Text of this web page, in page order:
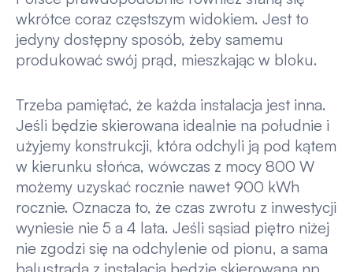
wkrótce coraz częstszym widokiem. Jest to
jedyny dostępny sposób, żeby samemu
produkować swój prąd, mieszkając w bloku.
Trzeba pamiętać, że każda instalacja jest inna.
Jeśli będzie skierowana idealnie na południe i
użyjemy konstrukcji, która odchyli ją pod kątem
w kierunku słońca, wówczas z mocy 800 W
możemy uzyskać rocznie nawet 900 kWh
rocznie. Oznacza to, że czas zwrotu z inwestycji
wyniesie nie 5 a 4 lata. Jeśli sąsiad piętro niżej
nie zgodzi się na odchylenie od pionu, a sama